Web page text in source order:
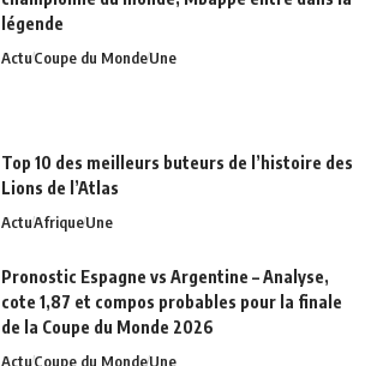
légende
ActuCoupe du MondeUne
Top 10 des meilleurs buteurs de l’histoire des
Lions de l’Atlas
ActuAfriqueUne
Pronostic Espagne vs Argentine – Analyse,
cote 1,87 et compos probables pour la finale
de la Coupe du Monde 2026
ActuCoupe du MondeUne